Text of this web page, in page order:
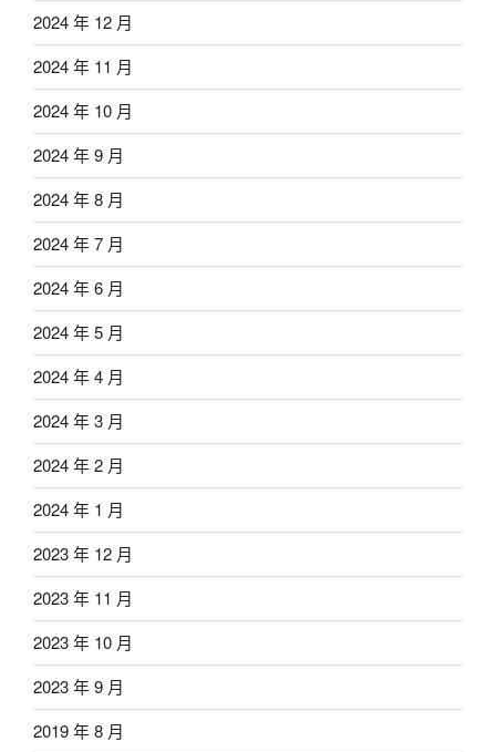
2024 年 12 月
2024 年 11 月
2024 年 10 月
2024 年 9 月
2024 年 8 月
2024 年 7 月
2024 年 6 月
2024 年 5 月
2024 年 4 月
2024 年 3 月
2024 年 2 月
2024 年 1 月
2023 年 12 月
2023 年 11 月
2023 年 10 月
2023 年 9 月
2019 年 8 月